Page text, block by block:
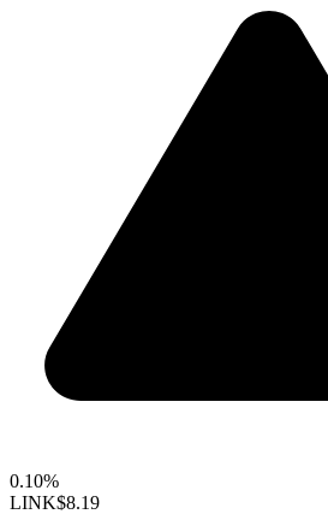
0.10%
LINK$8.19